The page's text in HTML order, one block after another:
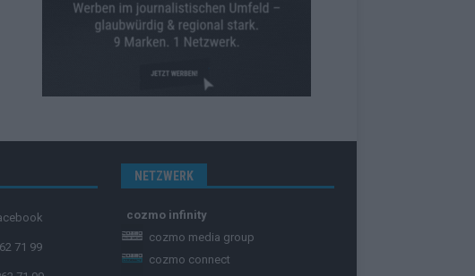
71 99
NETZWERK
cozmo infinity
cozmo media group
cozmo connect